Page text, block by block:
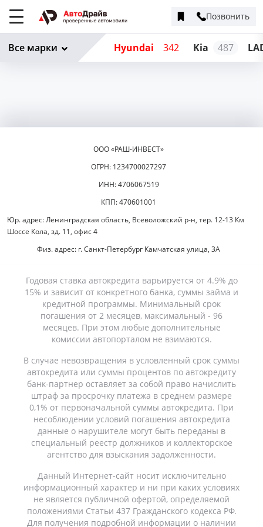
Позвонить
Hyundai 342 Kia 487
Все марки
ООО «РАШ-ИНВЕСТ»
ОГРН: 1234700027297
ИНН: 4706067519
КПП: 470601001
Юр. адрес: Ленинградская область, Всеволожский р-н, тер. 12-13 Км
Шоссе Кола, зд. 11, офис 4
Физ. адрес: г. Санкт-Петербург Камчатская улица, 3А
Годовая ставка автокредита варьируется от 4.9% до
15% и зависит от конкретного банка, суммы займа и
кредитной программы. Минимальный срок
погашения от 2 месяцев, максимальный - 96
месяцев. При этом любые дополнительные
комиссии автопорталом не взимаются.
В случае невозвращения в условленный срок суммы
автокредита или суммы процентов по автокредиту
банк-партнер оставляет за собой право начислить
штраф за просрочку платежа в среднем размере
0,1% от первоначальной суммы автокредита. При
несоблюдении условий погашения автокредита
данные о нарушителе могут быть переданы в
специальный реестр должников и коллекторское
агентство для взыскания задолженности.
Данный Интернет-сайт носит исключительно
информационный характер и ни при каких условиях
не является публичной офертой, определяемой
положениями Статьи 437 Гражданского кодекса РФ.
Для получения подробной информации о наличии